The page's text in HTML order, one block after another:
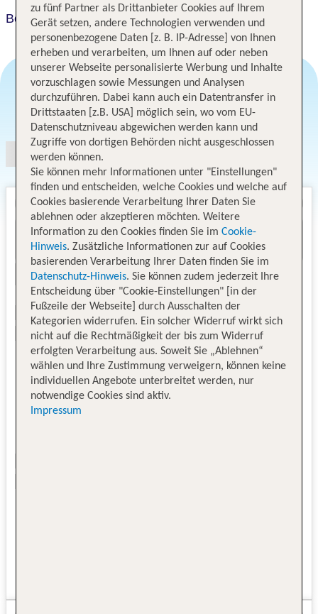
Best Western Hotel Wiesbaden
Angebotsauswahl
zu fünf Partner als Drittanbieter Cookies auf Ihrem
Gerät setzen, andere Technologien verwenden und
personenbezogene Daten [z. B. IP-Adresse] von Ihnen
erheben und verarbeiten, um Ihnen auf oder neben
unserer Webseite personalisierte Werbung und Inhalte
vorzuschlagen sowie Messungen und Analysen
durchzuführen. Dabei kann auch ein Datentransfer in
Drittstaaten [z.B. USA] möglich sein, wo vom EU-
Datenschutzniveau abgewichen werden kann und
Zugriffe von dortigen Behörden nicht ausgeschlossen
werden können.
Sie können mehr Informationen unter "Einstellungen"
finden und entscheiden, welche Cookies und welche auf
Cookies basierende Verarbeitung Ihrer Daten Sie
ablehnen oder akzeptieren möchten. Weitere
Information zu den Cookies finden Sie im Cookie-
Hinweis. Zusätzliche Informationen zur auf Cookies
basierenden Verarbeitung Ihrer Daten finden Sie im
Datenschutz-Hinweis. Sie können zudem jederzeit Ihre
Entscheidung über "Cookie-Einstellungen" [in der
Fußzeile der Webseite] durch Ausschalten der
Kategorien widerrufen. Ein solcher Widerruf wirkt sich
nicht auf die Rechtmäßigkeit der bis zum Widerruf
erfolgten Verarbeitung aus. Soweit Sie „Ablehnen“
wählen und Ihre Zustimmung verweigern, können keine
individuellen Angebote unterbreitet werden, nur
notwendige Cookies sind aktiv.
Impressum